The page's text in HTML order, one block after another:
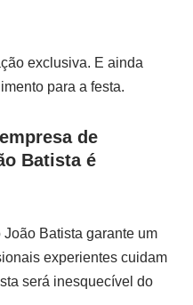
exclusiva. E ainda
para a festa.
de
Batista é
Batista garante um
experientes cuidam
será inesquecível do